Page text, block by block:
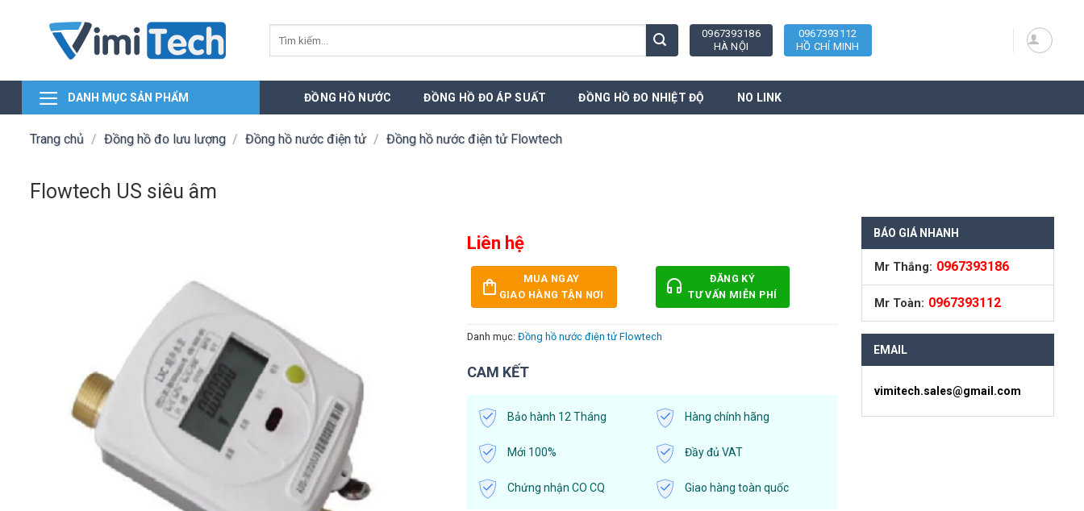
kiếm:
0967393186
HÀ NỘI
0967393112
HỒ CHÍ MINH
DANH MỤC SẢN PHẨM ĐỒNG HỒ NƯỚC ĐỒNG HỒ ĐO ÁP SUẤT ĐỒNG HỒ ĐO NHIỆT ĐỘ NO LINK
Trang chủ / Đồng hồ đo lưu lượng / Đồng hồ nước điện tử / Đồng hồ nước điện tử Flowtech
Flowtech US siêu âm
Liên hệ
MUA NGAY
GIAO HÀNG TẬN NƠI
ĐĂNG KÝ
TƯ VẤN MIỄN PHÍ
Danh mục: Đồng hồ nước điện tử Flowtech
CAM KẾT
Bảo hành 12 Tháng Hàng chính hãng
Mới 100% Đầy đủ VAT
Chứng nhận CO CQ Giao hàng toàn quốc
BÁO GIÁ NHANH
Mr Thắng: 0967393186
Mr Toàn: 0967393112
EMAIL
vimitech.sales@gmail.com